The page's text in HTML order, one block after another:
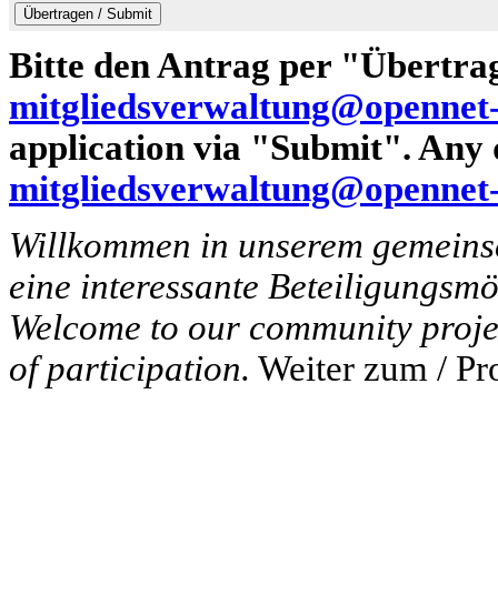
Bitte den Antrag per
application via "Submit". Any
Willkommen in unserem
eine interessante
Welcome to our community
of participation. Weiter zum /